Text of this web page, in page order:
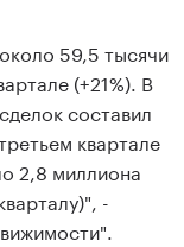
59,5 тысячи
(+21%). В
составил
квартале
2,8 миллиона
-